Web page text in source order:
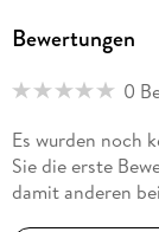
Bewertungen
0
Es wurden noch
Sie die erste
damit anderen